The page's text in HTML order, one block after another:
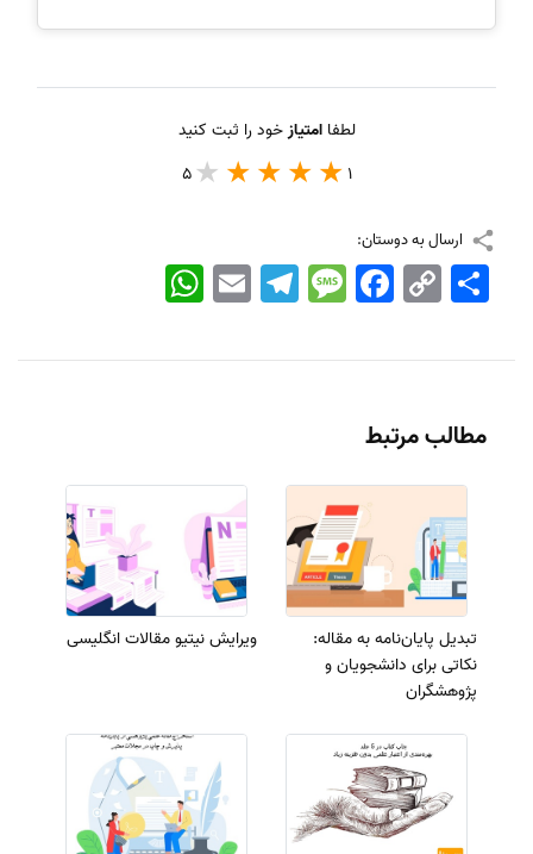
لطفاامتیازخود را ثبت کنید
1
5
ارسال به دوستان:
WhatsApp EmailTelegramMessageFacebook Copy
Link
اشتراک
مطالب مرتبط
تبدیل پایان‌نامه به مقاله:
نکاتی برای دانشجویان و
پژوهشگران
ویرایش نیتیو مقالات انگلیسی